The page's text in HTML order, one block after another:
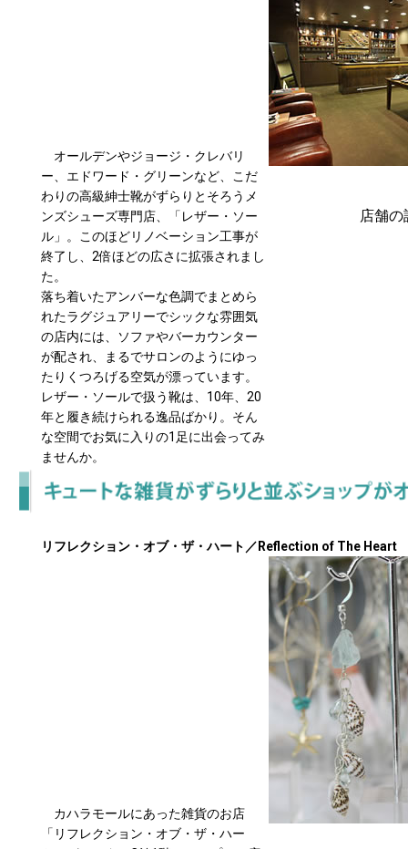
オールデンやジョージ・クレバリ
ー、エドワード・グリーンなど、こだ
わりの高級紳士靴がずらりとそろうメ
ンズシューズ専門店、「レザー・ソー
ル」。このほどリノベーション工事が
終了し、2倍ほどの広さに拡張されまし
た。
落ち着いたアンバーな色調でまとめら
れたラグジュアリーでシックな雰囲気
の店内には、ソファやバーカウンター
が配され、まるでサロンのようにゆっ
たりくつろげる空気が漂っています。
レザー・ソールで扱う靴は、10年、20
年と履き続けられる逸品ばかり。そん
な空間でお気に入りの1足に出会ってみ
ませんか。
店舗の
リフレクション・オブ・ザ・ハート／Reflection of The Heart
カハラモールにあった雑貨のお店
「リフレクション・オブ・ザ・ハー